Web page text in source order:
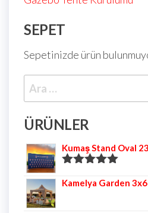
SEPET
Sepetinizde ürün
ÜRÜNLER
Kumaş Stand Oval
5.00oy aldı
Kamelya Garden